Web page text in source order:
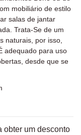
mobiliário de estilo
salas de jantar
Trata-Se de um
naturais, por isso,
adequado para uso
desde que se
obter um desconto